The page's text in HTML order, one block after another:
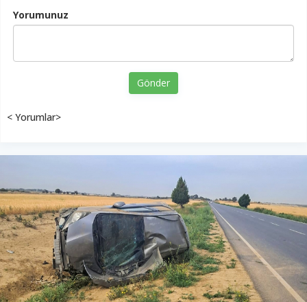
Yorumunuz
Gönder
< Yorumlar>